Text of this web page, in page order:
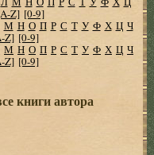
Z] [0-9]
М Н О П Р С Т У Ф Х Ц Ч
Z] [0-9]
М Н О П Р С Т У Ф Х Ц Ч
Z] [0-9]
книги автора